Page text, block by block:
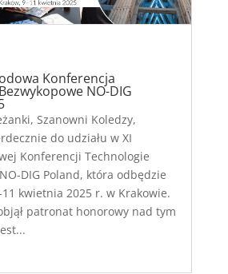
Konferencja
NO-DIG
Szanowni Koledzy,
do udziału w XI
Konferencji Technologie
DIG Poland, która odbędzie
kwietnia 2025 r. w Krakowie.
patronat honorowy nad tym